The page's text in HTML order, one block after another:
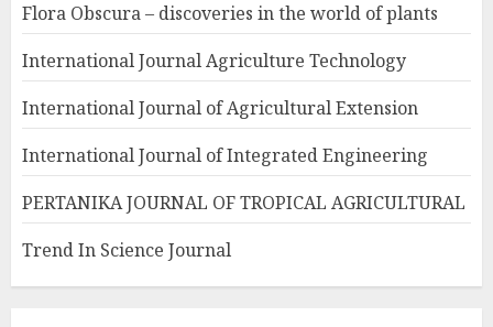
Flora Obscura – discoveries in the world of plants
International Journal Agriculture Technology
International Journal of Agricultural Extension
International Journal of Integrated Engineering
PERTANIKA JOURNAL OF TROPICAL AGRICULTURAL
Trend In Science Journal